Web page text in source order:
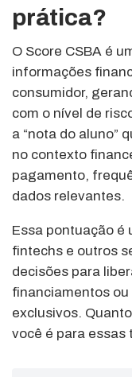
prática?
O Score CSBA é
informações
consumidor,
com o nível de
a “nota do aluno”
no contexto
pagamento,
dados relevantes.
Essa pontuação é
fintechs e outros
decisões para
financiamentos
exclusivos.
você é para essas